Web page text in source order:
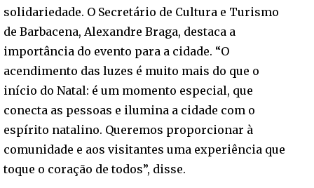
solidariedade. O Secretário de Cultura e Turismo
de Barbacena, Alexandre Braga, destaca a
importância do evento para a cidade. “O
acendimento das luzes é muito mais do que o
início do Natal: é um momento especial, que
conecta as pessoas e ilumina a cidade com o
espírito natalino. Queremos proporcionar à
comunidade e aos visitantes uma experiência que
toque o coração de todos”, disse.